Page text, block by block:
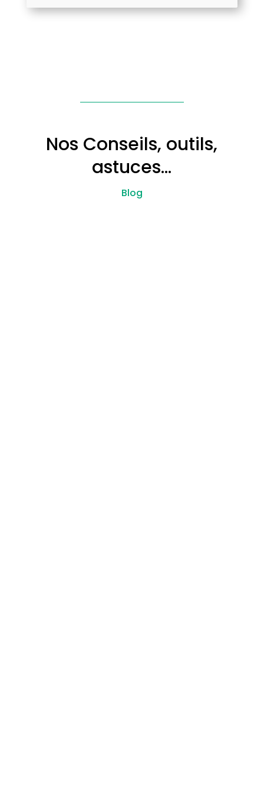
Nos Conseils, outils,
astuces…
Blog